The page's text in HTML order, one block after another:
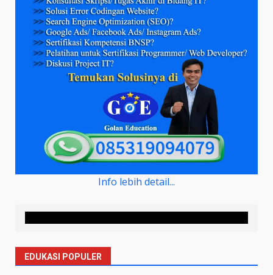
Info lebih detail...
EDUKASI POPULER